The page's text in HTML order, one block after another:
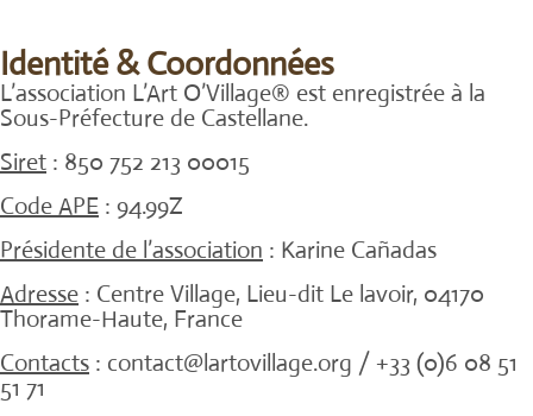
Identité & Coordonnées
L’association L’Art O’Village® est enregistrée à la
Sous-Préfecture de Castellane.
Siret : 850 752 213 00015
Code APE : 94.99Z
Présidente de l’association : Karine Cañadas
Adresse : Centre Village, Lieu-dit Le lavoir, 04170
Thorame-Haute, France
Contacts : contact@lartovillage.org / +33 (0)6 08 51
51 71